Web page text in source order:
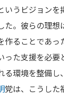
いうビジョンを
た。彼らの理想
ることであっ
った支援を必要
る環境を整備し
党は、こうした